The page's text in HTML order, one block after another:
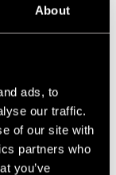
About
ads, to
our traffic.
of our site with
partners who
you’ve